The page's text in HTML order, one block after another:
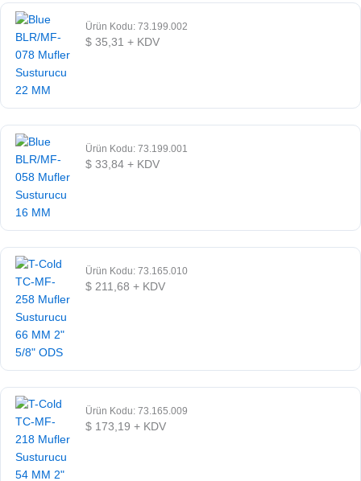
Ürün Kodu: 73.199.002
$ 35,31 + KDV
Ürün Kodu: 73.199.001
$ 33,84 + KDV
Ürün Kodu: 73.165.010
$ 211,68 + KDV
Ürün Kodu: 73.165.009
$ 173,19 + KDV